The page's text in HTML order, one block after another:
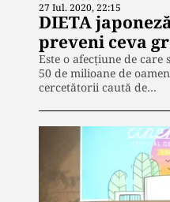
27 Iul. 2020, 22:15
DIETA
preveni ceva
Este o afecțiune de
50 de milioane de
cercetătorii caută de…